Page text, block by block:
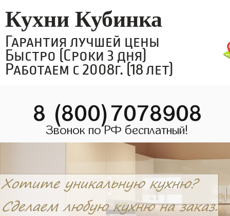
Кухни Кубинка
Гарантия лучшей цены
Быстро (Сроки 3 дня)
Работаем с 2008г. (18 лет)
8 (800)7078908
Звонок по РФ бесплатный!